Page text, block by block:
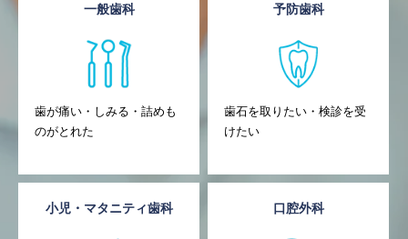
一般歯科
歯が痛い・しみる・詰めも
のがとれた
予防歯科
歯石を取りたい・検診を受
けたい
小児・マタニティ歯科 口腔外科